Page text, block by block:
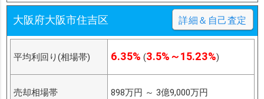
大阪府大阪市住吉区 詳細＆自己査定
平均利回り(相場帯) 6.35% (3.5%～15.23%)
売却相場帯 898万円 ～ 3億9,000万円